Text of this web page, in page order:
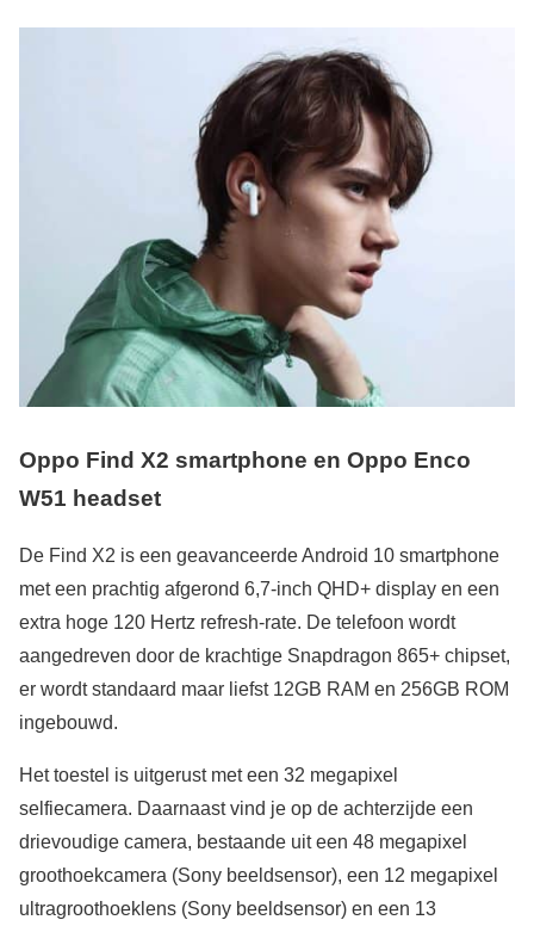
Oppo Find X2 smartphone en Oppo Enco
W51 headset
De Find X2 is een geavanceerde Android 10 smartphone
met een prachtig afgerond 6,7-inch QHD+ display en een
extra hoge 120 Hertz refresh-rate. De telefoon wordt
aangedreven door de krachtige Snapdragon 865+ chipset,
er wordt standaard maar liefst 12GB RAM en 256GB ROM
ingebouwd.
Het toestel is uitgerust met een 32 megapixel
selfiecamera. Daarnaast vind je op de achterzijde een
drievoudige camera, bestaande uit een 48 megapixel
groothoekcamera (Sony beeldsensor), een 12 megapixel
ultragroothoeklens (Sony beeldsensor) en een 13